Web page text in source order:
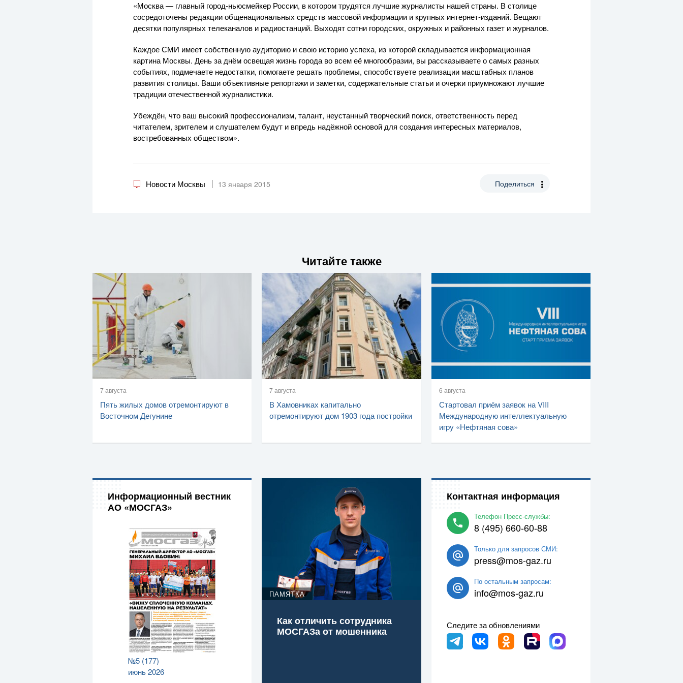
«Москва — главный город-ньюсмейкер России, в котором трудятся лучшие журналисты нашей страны. В столице
сосредоточены редакции общенациональных средств массовой информации и крупных интернет-изданий. Вещают
десятки популярных телеканалов и радиостанций. Выходят сотни городских, окружных и районных газет и журналов.
Каждое СМИ имеет собственную аудиторию и свою историю успеха, из которой складывается информационная
картина Москвы. День за днём освещая жизнь города во всем её многообразии, вы рассказываете о самых разных
событиях, подмечаете недостатки, помогаете решать проблемы, способствуете реализации масштабных планов
развития столицы. Ваши объективные репортажи и заметки, содержательные статьи и очерки приумножают лучшие
традиции отечественной журналистики.
Убеждён, что ваш высокий профессионализм, талант, неустанный творческий поиск, ответственность перед
читателем, зрителем и слушателем будут и впредь надёжной основой для создания интересных материалов,
востребованных обществом».
Новости Москвы 13 января 2015 Поделиться
Читайте также
7 августа
Пять жилых домов отремонтируют в
Восточном Дегунине
7 августа
В Хамовниках капитально
отремонтируют дом 1903 года постройки
6 августа
Стартовал приём заявок на VIII
Международную интеллектуальную
игру «Нефтяная сова»
Информационный вестник
АО «МОСГАЗ»
№5 (177)
июнь 2026
ПАМЯТКА
Как отличить сотрудника
МОСГАЗа от мошенника
Контактная информация
Телефон Пресс-службы:
8 (495) 660-60-88
Только для запросов СМИ:
press@mos-gaz.ru
По остальным запросам:
info@mos-gaz.ru
Следите за обновлениями